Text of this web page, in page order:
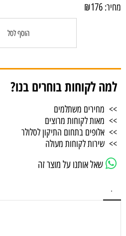
מחיר: ₪176
הוסף לסל
למה לקוחות בוחרים בנו?
>> מחירים משתלמים
>> מאות לקוחות מרוצים
>> אלופים בתחום התיקון לסלולר
>> שירות לקוחות מעולה
שאל אותנו על מוצר זה
.